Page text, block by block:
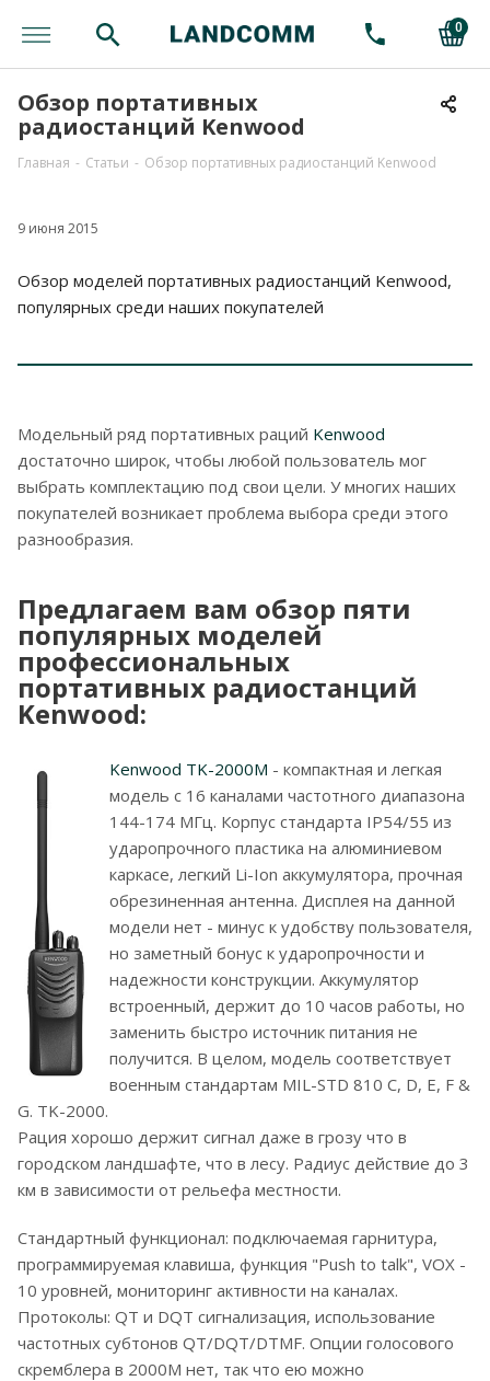
0
Обзор портативных
радиостанций Kenwood
Главная - Статьи - Обзор портативных радиостанций Kenwood
9 июня 2015
Обзор моделей портативных радиостанций Kenwood,
популярных среди наших покупателей
Модельный ряд портативных раций Kenwood
достаточно широк, чтобы любой пользователь мог
выбрать комплектацию под свои цели. У многих наших
покупателей возникает проблема выбора среди этого
разнообразия.
Предлагаем вам обзор пяти
популярных моделей
профессиональных
портативных радиостанций
Kenwood:
Kenwood TK-2000M - компактная и легкая
модель с 16 каналами частотного диапазона
144-174 МГц. Корпус стандарта IP54/55 из
ударопрочного пластика на алюминиевом
каркасе, легкий Li-Ion аккумулятора, прочная
обрезиненная антенна. Дисплея на данной
модели нет - минус к удобству пользователя,
но заметный бонус к ударопрочности и
надежности конструкции. Аккумулятор
встроенный, держит до 10 часов работы, но
заменить быстро источник питания не
получится. В целом, модель соответствует
военным стандартам MIL-STD 810 C, D, E, F &
G. TK-2000.
Рация хорошо держит сигнал даже в грозу что в
городском ландшафте, что в лесу. Радиус действие до 3
км в зависимости от рельефа местности.
Стандартный функционал: подключаемая гарнитура,
программируемая клавиша, функция "Push to talk", VOX -
10 уровней, мониторинг активности на каналах.
Протоколы: QT и DQT сигнализация, использование
частотных субтонов QT/DQT/DTMF. Опции голосового
скремблера в 2000M нет, так что ею можно